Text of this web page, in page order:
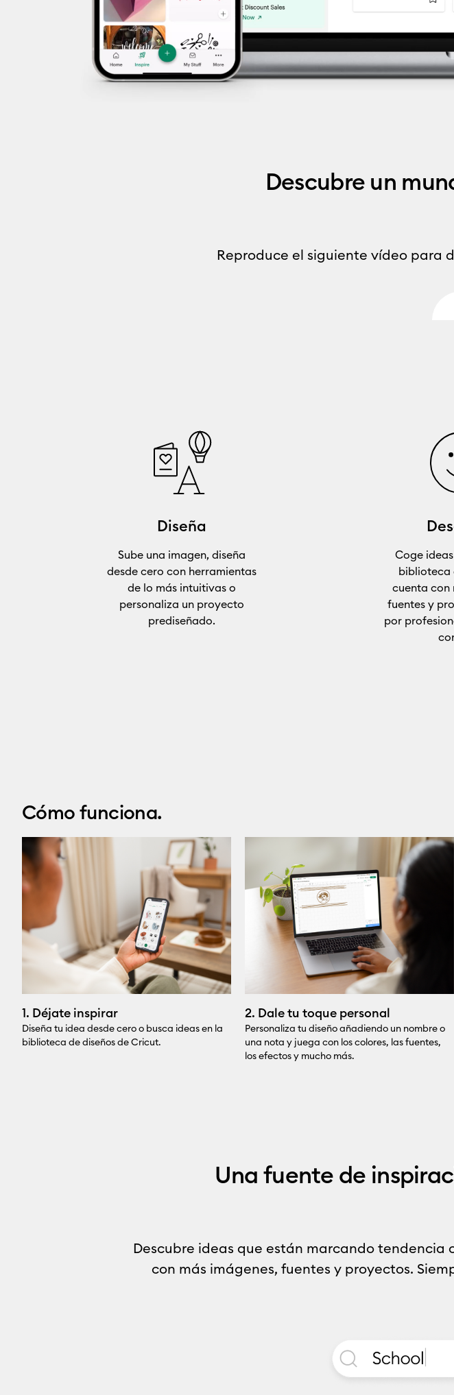
Descubre un
Reproduce el siguiente vídeo para
Diseña
Sube una imagen, diseña
desde cero con herramientas
de lo más intuitivas o
personaliza un proyecto
prediseñado.
Coge
biblioteca
cuenta con
fuentes y
por
Cómo funciona.
1. Déjate inspirar
Diseña tu idea desde cero o busca ideas en la
biblioteca de diseños de Cricut.
2. Dale tu toque personal
Personaliza tu diseño añadiendo un nombre o
una nota y juega con los colores, las fuentes,
los efectos y mucho más.
Una fuente de
Descubre ideas que están marcando
con más imágenes, fuentes y proyectos.